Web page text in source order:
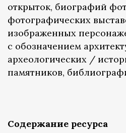
открыток, биографий
фотографических
изображенных
с обозначением
археологических /
памятников,
Содержание ресурса